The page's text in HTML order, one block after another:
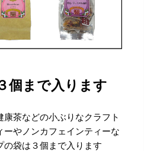
個まで入ります
康茶などの小ぶりなクラフト
ーやノンカフェインティーな
の袋は３個まで入ります